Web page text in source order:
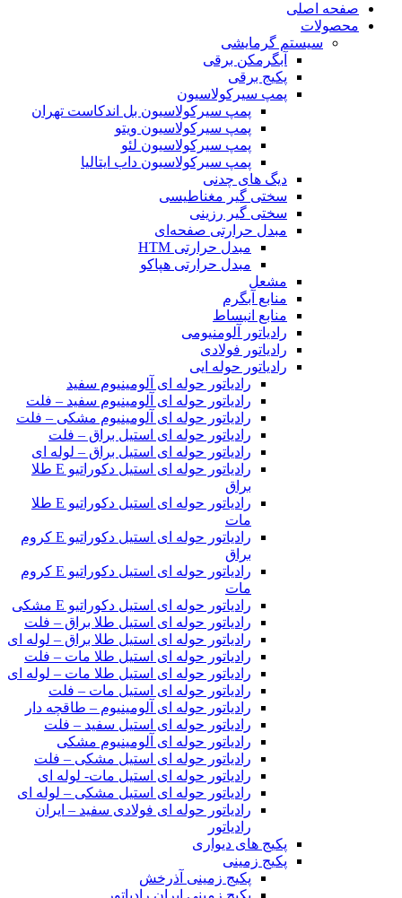
صفحه اصلی
محصولات
سیستم گرمایشی
آبگرمکن برقی
پکیج برقی
پمپ سیرکولاسیون
پمپ سیرکولاسیون بل اندکاست تهران
پمپ سیرکولاسیون ویتو
پمپ سیرکولاسیون لئو
پمپ سیرکولاسیون داب ایتالیا
دیگ های چدنی
سختی گیر مغناطیسی
سختی گیر رزینی
مبدل حرارتی صفحه‌ای
مبدل حرارتی HTM‎
مبدل حرارتی هپاکو
مشعل
منابع آبگرم
منابع انبساط
رادیاتور آلومنیومی
رادیاتور فولادی
رادیاتور حوله ایی
رادیاتور حوله ای آلومینیوم سفید
رادیاتور حوله ای آلومینیوم سفید – فلت
رادیاتور حوله ای آلومینیوم مشکی – فلت
رادیاتور حوله ای استیل براق – فلت
رادیاتور حوله ای استیل براق – لوله ای
رادیاتور حوله ای استیل دکوراتیو E طلا
براق
رادیاتور حوله ای استیل دکوراتیو E طلا
مات
رادیاتور حوله ای استیل دکوراتیو E کروم
براق
رادیاتور حوله ای استیل دکوراتیو E کروم
مات
رادیاتور حوله ای استیل دکوراتیو E مشکی
رادیاتور حوله ای استیل طلا براق – فلت
رادیاتور حوله ای استیل طلا براق – لوله ای
رادیاتور حوله ای استیل طلا مات – فلت
رادیاتور حوله ای استیل طلا مات – لوله ای
رادیاتور حوله ای استیل مات – فلت
رادیاتور حوله ای آلومینیوم – طاقچه دار
رادیاتور حوله ای استیل سفید – فلت
رادیاتور حوله ای آلومینیوم مشکی
رادیاتور حوله ای استیل مشکی – فلت
رادیاتور حوله ای استیل مات- لوله ای
رادیاتور حوله ای استیل مشکی – لوله ای
رادیاتور حوله ای فولادی سفید – ایران
رادیاتور
پکیج های دیواری
پکیج زمینی
پکیج زمینی آذرخش